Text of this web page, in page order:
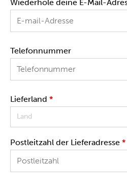
Wiederhole deine E-Mail-
Telefonnummer
Lieferland *
Land
Postleitzahl der Lieferadresse *